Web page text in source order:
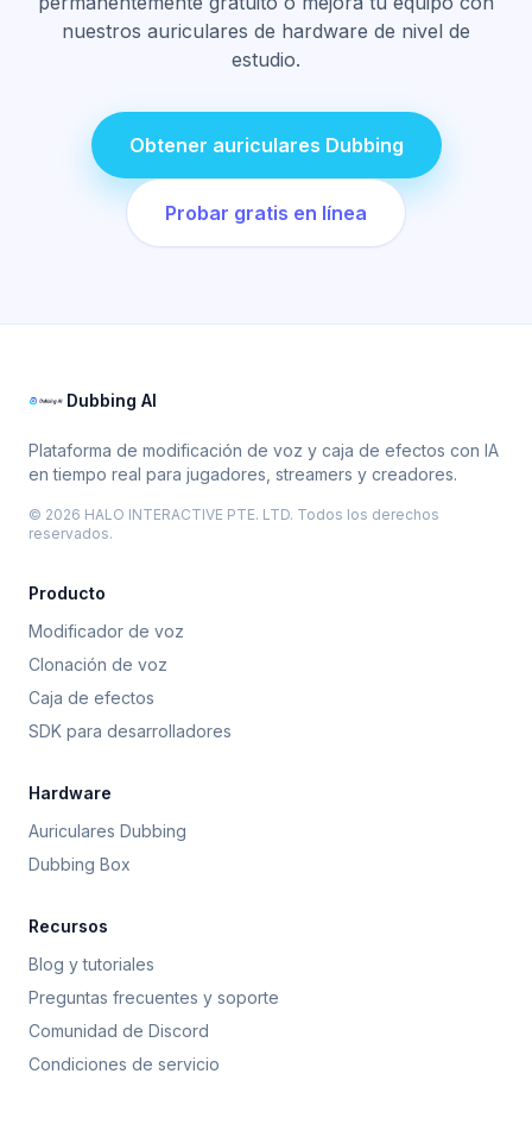
nuestros auriculares de hardware de nivel de
estudio.
Obtener auriculares Dubbing
Probar gratis en línea
Dubbing AI
Plataforma de modificación de voz y caja de efectos con IA
en tiempo real para jugadores, streamers y creadores.
© 2026 HALO INTERACTIVE PTE. LTD. Todos los derechos
reservados.
Producto
Modificador de voz
Clonación de voz
Caja de efectos
SDK para desarrolladores
Hardware
Auriculares Dubbing
Dubbing Box
Recursos
Blog y tutoriales
Preguntas frecuentes y soporte
Comunidad de Discord
Condiciones de servicio